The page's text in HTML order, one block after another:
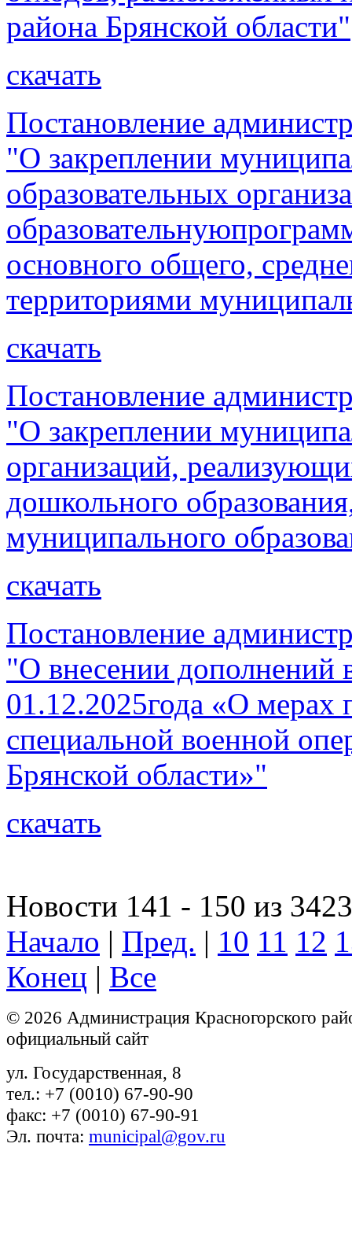
района Брянской области"
скачать
Постановление
"О закреплении
образовательных
основного общего,
территориями
скачать
Постановление
"О закреплении
организаций,
дошкольного
муниципального
скачать
Постановление
"О внесении дополнений
01.12.2025года «О мерах
специальной военной
Брянской области»"
скачать
Новости 141 - 150 из 3423
Начало | Пред. | 10 11 12
Конец | Все
© 2026 Администрация Красногорского
официальный сайт
ул. Государственная, 8
тел.: +7 (0010) 67-90-90
факс: +7 (0010) 67-90-91
Эл. почта: municipal@gov.ru